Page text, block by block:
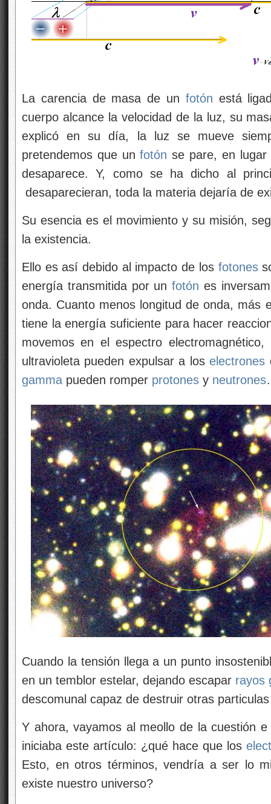
La carencia de masa de un fotón está
cuerpo alcance la velocidad de la luz, su
explicó en su día, la luz se mueve
pretendemos que unfotón se pare, en lugar
desaparece. Y, como se ha dicho al
desaparecieran, toda la materia dejaría de
Su esencia es el movimiento y su misión,
la existencia.
Ello es así debido al impacto de los fotones
energía transmitida por unfotón es
onda. Cuanto menos longitud de onda, más
tiene la energía suficiente para hacer
movemos en el espectro
ultravioleta pueden expulsar a loselectrones
gamma pueden romper protones y neutrones
Cuando la tensión llega a un punto
en un temblor estelar, dejando escapar rayos
descomunal capaz de destruir otras
Y ahora, vayamos al meollo de la cuestión
iniciaba este artículo: ¿qué hace que los
Esto, en otros términos, vendría a ser lo
existe nuestro universo?